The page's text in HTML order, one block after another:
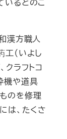
いるとのこ
漢方職人
（いよし
クラフトコ
機や道具
のを修理
は、たくさ